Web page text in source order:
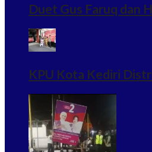
Duet Gus Faruq dan
KPU Kota Kediri